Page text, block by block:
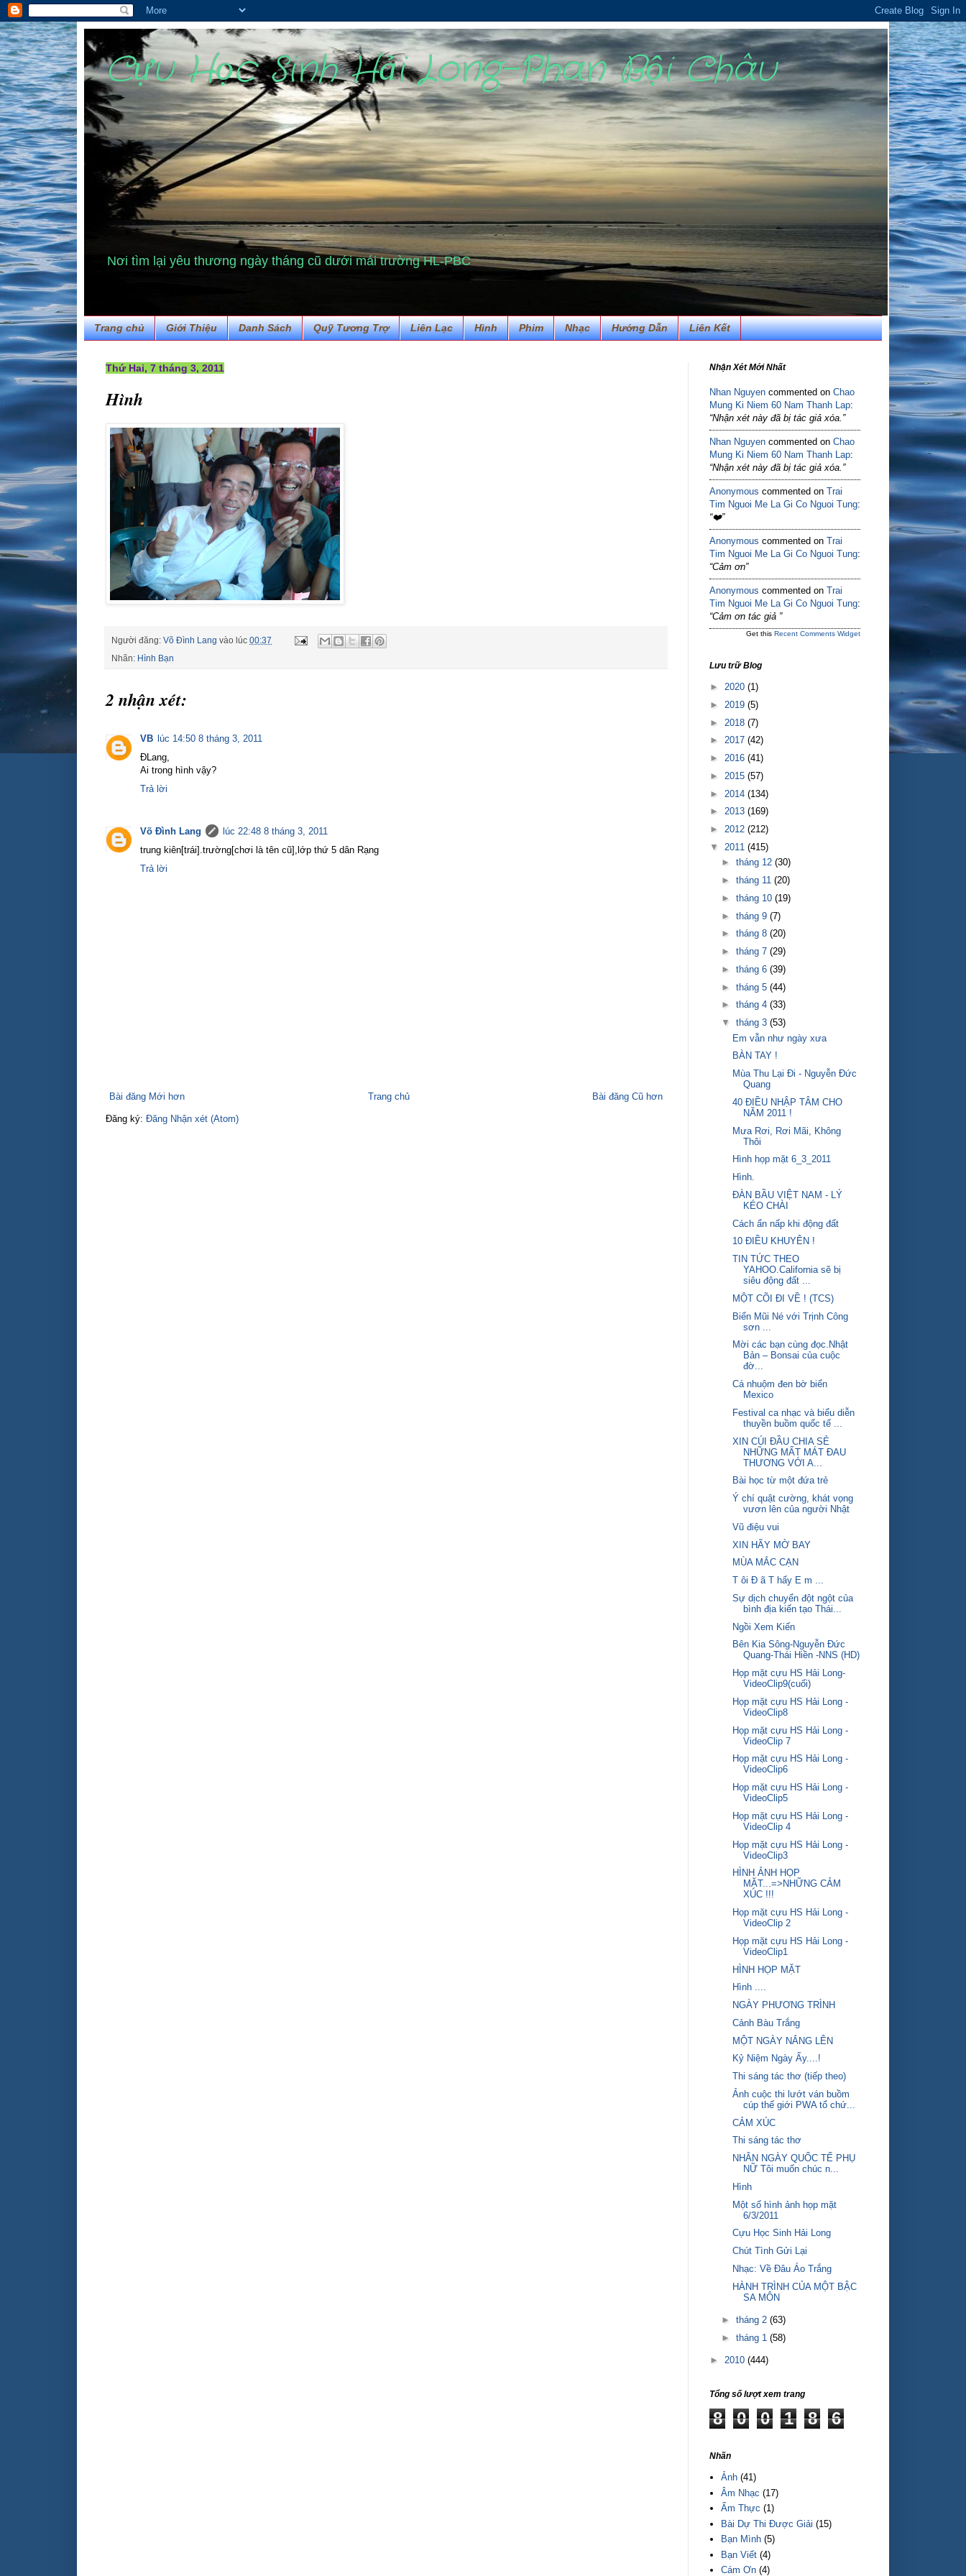
Cựu Học Sinh Hải Long-Phan Bội Châu
Nơi tìm lại yêu thương ngày tháng cũ dưới mái trường HL-PBC
Trang chủ Giới Thiệu Danh Sách Quỹ Tương Trợ Liên Lạc Hình Phim Nhạc Hướng Dẫn Liên Kết
Thứ Hai, 7 tháng 3, 2011
Hình
Người đăng: Võ Đình Lang vào lúc 00:37
Nhãn: Hình Bạn
2 nhận xét:
VB lúc 14:50 8 tháng 3, 2011
ĐLang,
Ai trong hình vậy?
Trả lời
Võ Đình Lang
lúc 22:48 8 tháng 3, 2011
trung kiên[trái].trường[chơi là tên cũ],lớp thứ 5 dân Rạng
Trả lời
Bài đăng Mới hơn Bài đăng Cũ hơn
Trang chủ
Đăng ký: Đăng Nhận xét (Atom)
Nhận Xét Mới Nhất
Nhan Nguyen commented on Chao
Mung Ki Niem 60 Nam Thanh Lap:
“Nhận xét này đã bị tác giả xóa.”
Nhan Nguyen commented on Chao
Mung Ki Niem 60 Nam Thanh Lap:
“Nhận xét này đã bị tác giả xóa.”
Anonymous commented on Trai
Tim Nguoi Me La Gi Co Nguoi Tung:
“❤️”
Anonymous commented on Trai
Tim Nguoi Me La Gi Co Nguoi Tung:
“Cảm ơn”
Anonymous commented on Trai
Tim Nguoi Me La Gi Co Nguoi Tung:
“Cảm ơn tác giả ”
Get this Recent Comments Widget
Lưu trữ Blog
► 2020 (1)
► 2019 (5)
► 2018 (7)
► 2017 (42)
► 2016 (41)
► 2015 (57)
► 2014 (134)
► 2013 (169)
► 2012 (212)
▼ 2011 (415)
► tháng 12 (30)
► tháng 11 (20)
► tháng 10 (19)
► tháng 9 (7)
► tháng 8 (20)
► tháng 7 (29)
► tháng 6 (39)
► tháng 5 (44)
► tháng 4 (33)
▼ tháng 3 (53)
Em vẫn như ngày xưa
BÀN TAY !
Mùa Thu Lại Đi - Nguyễn Đức
Quang
40 ĐIỀU NHẬP TÂM CHO
NĂM 2011 !
Mưa Rơi, Rơi Mãi, Không
Thôi
Hình họp mặt 6_3_2011
Hình.
ĐÀN BẦU VIỆT NAM - LÝ
KÉO CHÀI
Cách ẩn nấp khi động đất
10 ĐIỀU KHUYÊN !
TIN TỨC THEO
YAHOO.California sẽ bị
siêu động đất ...
MỘT CÕI ĐI VỀ ! (TCS)
Biển Mũi Né với Trịnh Công
sơn ...
Mời các bạn cùng đọc.Nhật
Bản – Bonsai của cuộc
đờ...
Cá nhuộm đen bờ biển
Mexico
Festival ca nhạc và biểu diễn
thuyền buồm quốc tế ...
XIN CÚI ĐẦU CHIA SẺ
NHỮNG MẤT MÁT ĐAU
THƯƠNG VỚI A...
Bài học từ một đứa trẻ
Ý chí quật cường, khát vọng
vươn lên của người Nhật
Vũ điệu vui
XIN HÃY MỜ BAY
MÙA MẮC CẠN
T ôi Đ ã T hấy E m ...
Sự dịch chuyển đột ngột của
bình địa kiến tạo Thái...
Ngồi Xem Kiến
Bên Kia Sông-Nguyễn Đức
Quang-Thái Hiền -NNS (HD)
Họp mặt cựu HS Hải Long-
VideoClip9(cuối)
Họp mặt cựu HS Hải Long -
VideoClip8
Họp mặt cựu HS Hải Long -
VideoClip 7
Họp mặt cựu HS Hải Long -
VideoClip6
Họp mặt cựu HS Hải Long -
VideoClip5
Họp mặt cựu HS Hải Long -
VideoClip 4
Họp mặt cựu HS Hải Long -
VideoClip3
HÌNH ẢNH HỌP
MẶT...=>NHỮNG CẢM
XÚC !!!
Họp mặt cựu HS Hải Long -
VideoClip 2
Họp mặt cựu HS Hải Long -
VideoClip1
HÌNH HỌP MẶT
Hình ....
NGÀY PHƯƠNG TRÌNH
Cảnh Bàu Trắng
MỘT NGÀY NẮNG LÊN
Kỷ Niệm Ngày Ấy....!
Thi sáng tác thơ (tiếp theo)
Ảnh cuộc thi lướt ván buồm
cúp thế giới PWA tổ chứ...
CẢM XÚC
Thi sáng tác thơ
NHÂN NGÀY QUỐC TẾ PHỤ
NỮ Tôi muốn chúc n...
Hình
Một số hình ảnh họp mặt
6/3/2011
Cựu Học Sinh Hải Long
Chút Tình Gửi Lại
Nhạc: Về Đâu Áo Trắng
HÀNH TRÌNH CỦA MỘT BẬC
SA MÔN
► tháng 2 (63)
► tháng 1 (58)
► 2010 (444)
Tổng số lượt xem trang
8 0 0 1 8 6
Nhãn
Ảnh (41)
Âm Nhạc (17)
Ẩm Thực (1)
Bài Dự Thi Được Giải (15)
Bạn Mình (5)
Bạn Viết (4)
Cám Ơn (4)